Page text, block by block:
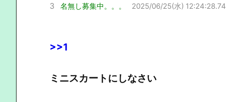
3 名無し募集中。。。 2025/06/25(水) 12:24:28.74
>>1
ミニスカートにしなさい